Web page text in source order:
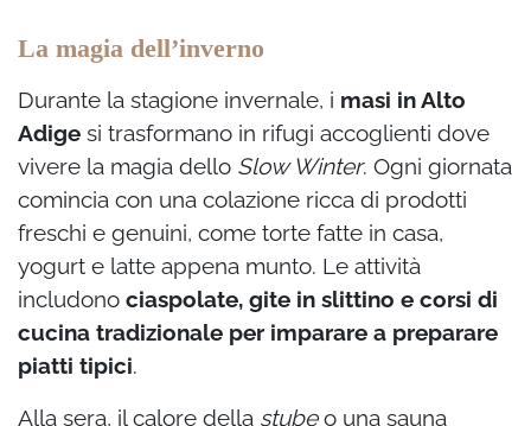
La magia dell’inverno
Durante la stagione invernale, i masi in Alto
Adige si trasformano in rifugi accoglienti dove
vivere la magia dello Slow Winter. Ogni giornata
comincia con una colazione ricca di prodotti
freschi e genuini, come torte fatte in casa,
yogurt e latte appena munto. Le attività
includono ciaspolate, gite in slittino e corsi di
cucina tradizionale per imparare a preparare
piatti tipici.
Alla sera, il calore della stubeo una sauna